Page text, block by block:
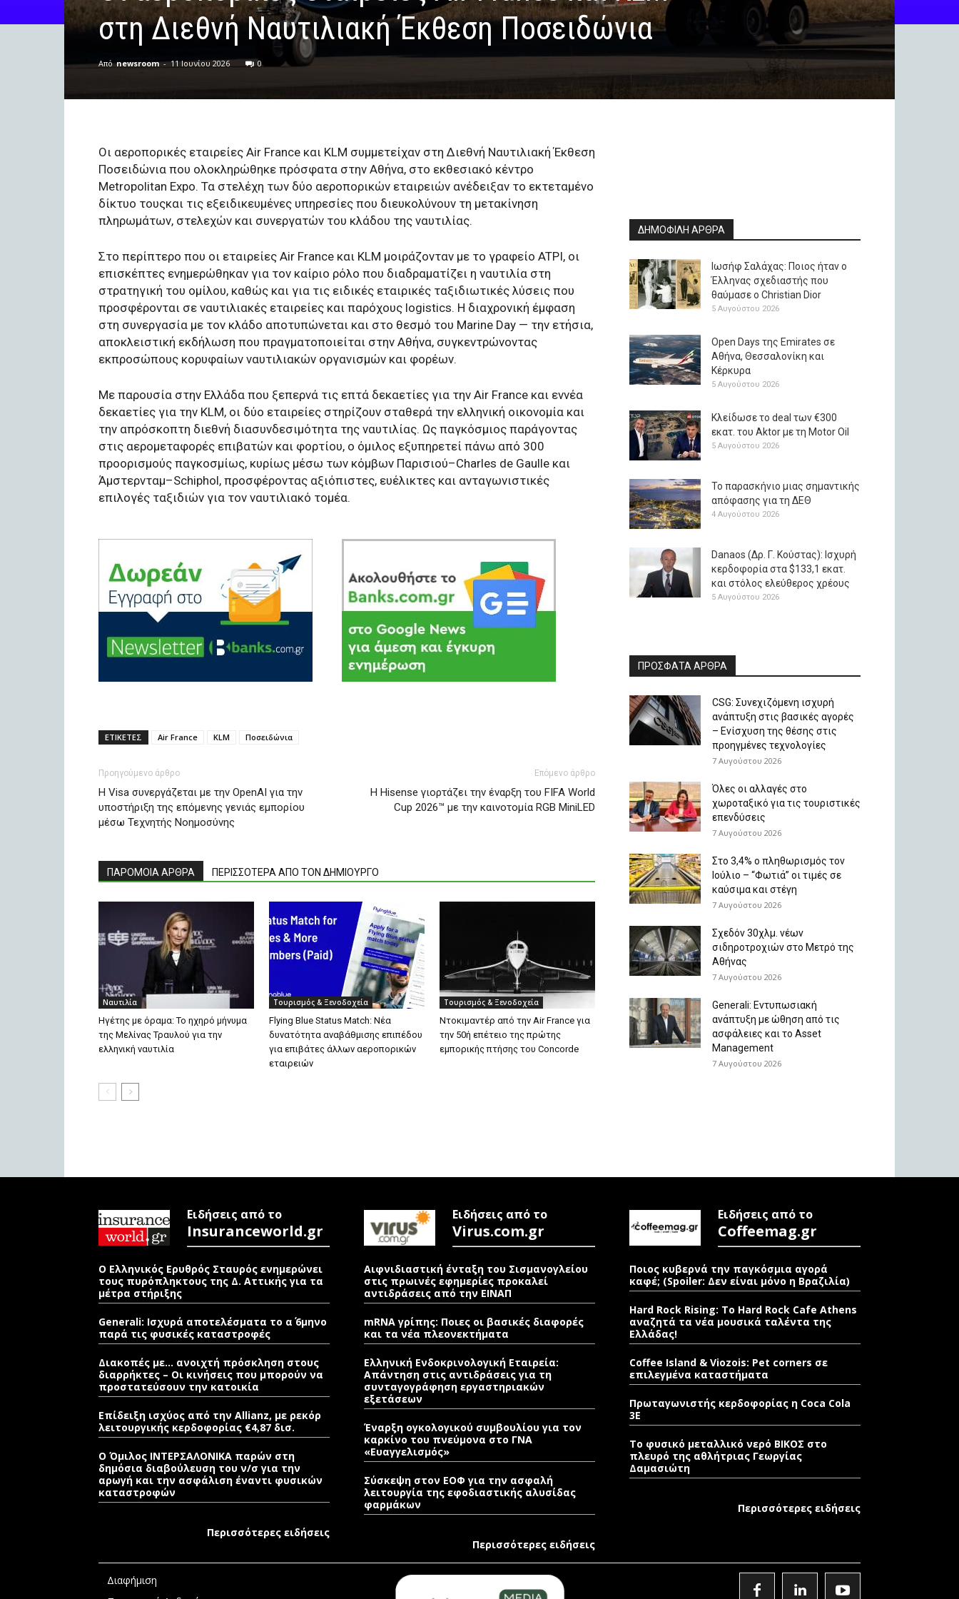
στη Διεθνή Ναυτιλιακή Έκθεση Ποσειδώνια
Από newsroom - 11 Ιουνίου 2026 0
Οι αεροπορικές εταιρείες Air France και KLM συμμετείχαν στη Διεθνή Ναυτιλιακή Έκθεση
Ποσειδώνια που ολοκληρώθηκε πρόσφατα στην Αθήνα, στο εκθεσιακό κέντρο
Metropolitan Expo. Τα στελέχη των δύο αεροπορικών εταιρειών ανέδειξαν το εκτεταμένο
δίκτυο τουςκαι τις εξειδικευμένες υπηρεσίες που διευκολύνουν τη μετακίνηση
πληρωμάτων, στελεχών και συνεργατών του κλάδου της ναυτιλίας.
Στο περίπτερο που οι εταιρείες Air France και KLM μοιράζονταν με το γραφείο ATPI, οι
επισκέπτες ενημερώθηκαν για τον καίριο ρόλο που διαδραματίζει η ναυτιλία στη
στρατηγική του ομίλου, καθώς και για τις ειδικές εταιρικές ταξιδιωτικές λύσεις που
προσφέρονται σε ναυτιλιακές εταιρείες και παρόχους logistics. Η διαχρονική έμφαση
στη συνεργασία με τον κλάδο αποτυπώνεται και στο θεσμό του Marine Day — την ετήσια,
αποκλειστική εκδήλωση που πραγματοποιείται στην Αθήνα, συγκεντρώνοντας
εκπροσώπους κορυφαίων ναυτιλιακών οργανισμών και φορέων.
Με παρουσία στην Ελλάδα που ξεπερνά τις επτά δεκαετίες για την Air France και εννέα
δεκαετίες για την KLM, οι δύο εταιρείες στηρίζουν σταθερά την ελληνική οικονομία και
την απρόσκοπτη διεθνή διασυνδεσιμότητα της ναυτιλίας. Ως παγκόσμιος παράγοντας
στις αερομεταφορές επιβατών και φορτίου, ο όμιλος εξυπηρετεί πάνω από 300
προορισμούς παγκοσμίως, κυρίως μέσω των κόμβων Παρισιού–Charles de Gaulle και
Άμστερνταμ–Schiphol, προσφέροντας αξιόπιστες, ευέλικτες και ανταγωνιστικές
επιλογές ταξιδιών για τον ναυτιλιακό τομέα.
ΕΤΙΚΕΤΕΣ Air France KLM Ποσειδώνια
Προηγούμενο άρθρο
Η Visa συνεργάζεται με την OpenAI για την
υποστήριξη της επόμενης γενιάς εμπορίου
μέσω Τεχνητής Νοημοσύνης
Επόμενο άρθρο
Η Hisense γιορτάζει την έναρξη του FIFA World
Cup 2026™ με την καινοτομία RGB MiniLED
ΠΑΡΟΜΟΙΑ ΑΡΘΡΑ ΠΕΡΙΣΣΟΤΕΡΑ ΑΠΟ ΤΟΝ ΔΗΜΙΟΥΡΓΟ
Ναυτιλία
Ηγέτης με όραμα: Το ηχηρό μήνυμα
της Μελίνας Τραυλού για την
ελληνική ναυτιλία
Τουρισμός & Ξενοδοχεία
Flying Blue Status Match: Νέα
δυνατότητα αναβάθμισης επιπέδου
για επιβάτες άλλων αεροπορικών
εταιρειών
Τουρισμός & Ξενοδοχεία
Ντοκιμαντέρ από την Air France για
την 50ή επέτειο της πρώτης
εμπορικής πτήσης του Concorde
ΔΗΜΟΦΙΛΗ ΑΡΘΡΑ
Ιωσήφ Σαλάχας: Ποιος ήταν ο
Έλληνας σχεδιαστής που
θαύμασε ο Christian Dior
5 Αυγούστου 2026
Open Days της Emirates σε
Αθήνα, Θεσσαλονίκη και
Κέρκυρα
5 Αυγούστου 2026
Κλείδωσε το deal των €300
εκατ. του Aktor με τη Μotor Oil
5 Αυγούστου 2026
Το παρασκήνιο μιας σημαντικής
απόφασης για τη ΔΕΘ
4 Αυγούστου 2026
Danaos (Δρ. Γ. Κούστας): Ισχυρή
κερδοφορία στα $133,1 εκατ.
και στόλος ελεύθερος χρέους
5 Αυγούστου 2026
ΠΡΟΣΦΑΤΑ ΑΡΘΡΑ
CSG: Συνεχιζόμενη ισχυρή
ανάπτυξη στις βασικές αγορές
– Ενίσχυση της θέσης στις
προηγμένες τεχνολογίες
7 Αυγούστου 2026
Όλες οι αλλαγές στο
χωροταξικό για τις τουριστικές
επενδύσεις
7 Αυγούστου 2026
Στο 3,4% ο πληθωρισμός τον
Ιούλιο – “Φωτιά” οι τιμές σε
καύσιμα και στέγη
7 Αυγούστου 2026
Σχεδόν 30χλμ. νέων
σιδηροτροχιών στο Μετρό της
Αθήνας
7 Αυγούστου 2026
Generali: Eντυπωσιακή
ανάπτυξη με ώθηση από τις
ασφάλειες και το Asset
Management
7 Αυγούστου 2026
Ειδήσεις από το
Insuranceworld.gr
Ο Ελληνικός Ερυθρός Σταυρός ενημερώνει
τους πυρόπληκτους της Δ. Αττικής για τα
μέτρα στήριξης
Generali: Ισχυρά αποτελέσματα το α΄ 6μηνο
παρά τις φυσικές καταστροφές
Διακοπές με… ανοιχτή πρόσκληση στους
διαρρήκτες – Οι κινήσεις που μπορούν να
προστατεύσουν την κατοικία
Επίδειξη ισχύος από την Allianz, με ρεκόρ
λειτουργικής κερδοφορίας €4,87 δισ.
Ο Όμιλος ΙΝΤΕΡΣΑΛΟΝΙΚΑ παρών στη
δημόσια διαβούλευση του ν/σ για την
αρωγή και την ασφάλιση έναντι φυσικών
καταστροφών
Περισσότερες ειδήσεις
Ειδήσεις από το
Virus.com.gr
Αιφνιδιαστική ένταξη του Σισμανογλείου
στις πρωινές εφημερίες προκαλεί
αντιδράσεις από την ΕΙΝΑΠ
mRNA γρίπης: Ποιες οι βασικές διαφορές
και τα νέα πλεονεκτήματα
Ελληνική Ενδοκρινολογική Εταιρεία:
Απάντηση στις αντιδράσεις για τη
συνταγογράφηση εργαστηριακών
εξετάσεων
Έναρξη ογκολογικού συμβουλίου για τον
καρκίνο του πνεύμονα στο ΓΝΑ
«Ευαγγελισμός»
Σύσκεψη στον ΕΟΦ για την ασφαλή
λειτουργία της εφοδιαστικής αλυσίδας
φαρμάκων
Περισσότερες ειδήσεις
Ειδήσεις από το
Coffeemag.gr
Ποιος κυβερνά την παγκόσμια αγορά
καφέ; (Spoiler: Δεν είναι μόνο η Βραζιλία)
Hard Rock Rising: Το Hard Rock Cafe Athens
αναζητά τα νέα μουσικά ταλέντα της
Ελλάδας!
Coffee Island & Viozois: Pet corners σε
επιλεγμένα καταστήματα
Πρωταγωνιστής κερδοφορίας η Coca Cola
3E
Το φυσικό μεταλλικό νερό ΒΙΚΟΣ στο
πλευρό της αθλήτριας Γεωργίας
Δαμασιώτη
Περισσότερες ειδήσεις
Διαφήμιση